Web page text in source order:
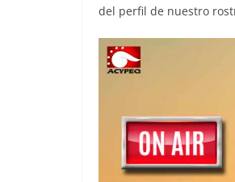
del perfil de nuestro